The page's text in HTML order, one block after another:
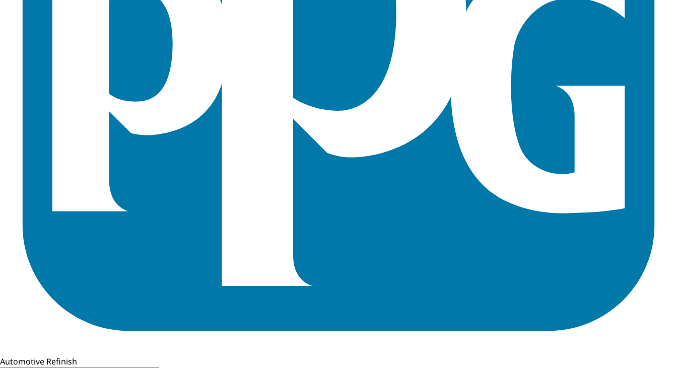
Automotive Refinish